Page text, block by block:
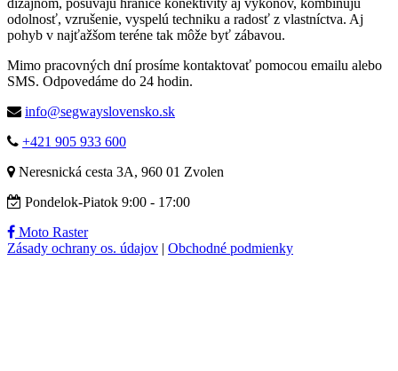
odolnosť, vzrušenie, vyspelú techniku a radosť z vlastníctva. Aj
pohyb v najťažšom teréne tak môže byť zábavou.
Mimo pracovných dní prosíme kontaktovať pomocou emailu alebo
SMS. Odpovedáme do 24 hodin.
info@segwayslovensko.sk
+421 905 933 600
Neresnická cesta 3A, 960 01 Zvolen
Pondelok-Piatok 9:00 - 17:00
Moto Raster
Zásady ochrany os. údajov | Obchodné podmienky